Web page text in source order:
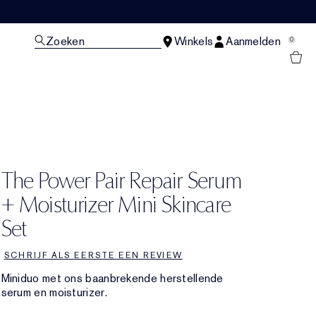
Zoeken Winkels Aanmelden 0
The Power Pair Repair Serum
+ Moisturizer Mini Skincare
Set
SCHRIJF ALS EERSTE EEN REVIEW
Miniduo met ons baanbrekende herstellende
serum en moisturizer.